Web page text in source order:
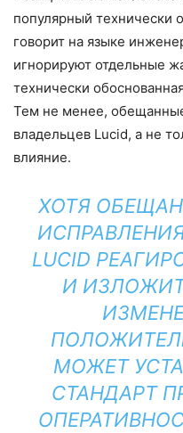
популярный технически
говорит на языке
игнорируют отдельные
технически
Тем не менее,
владельцев Lucid, а не
влияние.
ХОТЯ
LUCID
И
МОЖЕТ
СТАНДАРТ